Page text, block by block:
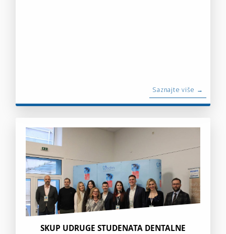
Saznajte više →
SKUP UDRUGE STUDENATA DENTALNE